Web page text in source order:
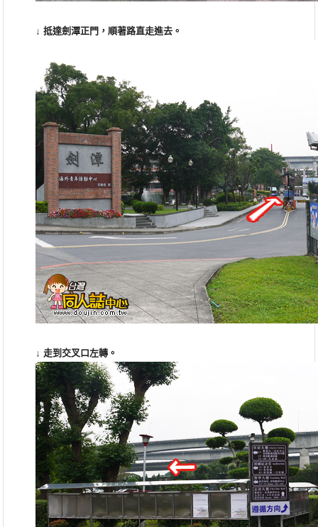
↓ 抵達劍潭正門，順著路直走進去。
↓走到交叉口左轉 。